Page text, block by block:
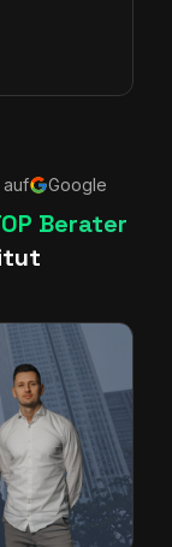
Google
Berater